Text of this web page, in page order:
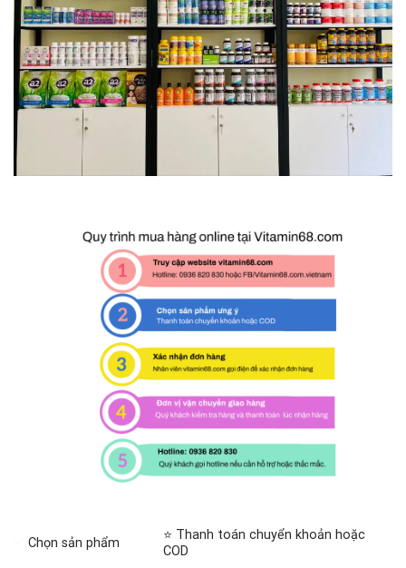
Chọn sản phẩm
⭐ Thanh toán chuyển khoản hoặc
COD